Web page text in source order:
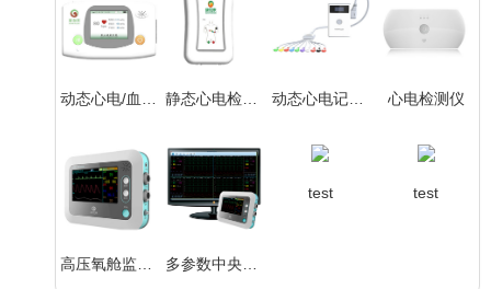
动态心电/血压检测系统 静态心电检测系统 动态心电记录仪 心电检测仪
test test